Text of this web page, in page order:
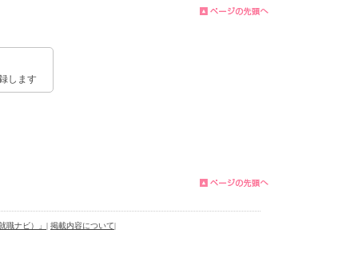
します
職ナビ）」 | 掲載内容について|